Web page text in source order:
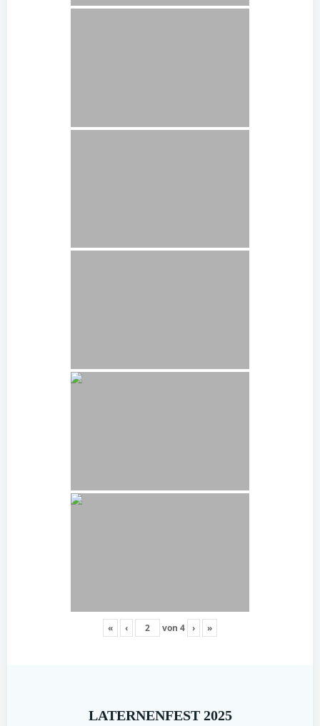
« ‹ von 4 › »
LATERNENFEST 2025